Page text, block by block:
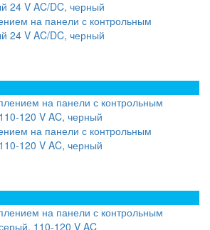
на панели с контрольным
24 V AC/DC, черный
на панели с контрольным
120 V AC, черный